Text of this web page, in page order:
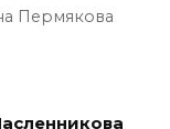
Пермякова